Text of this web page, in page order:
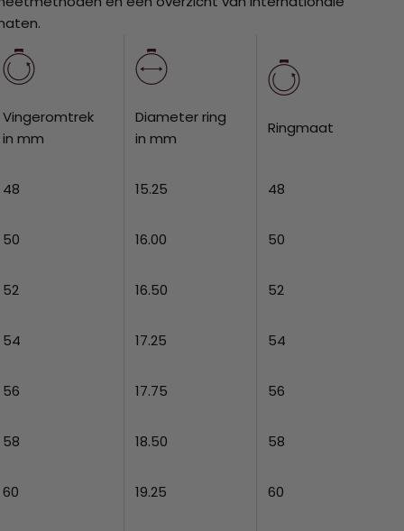
Vingeromtrek
in mm
Diameter ring
in mm
Ringmaat
48 15.25 48
50 16.00 50
52 16.50 52
54 17.25 54
56 17.75 56
58 18.50 58
60 19.25 60